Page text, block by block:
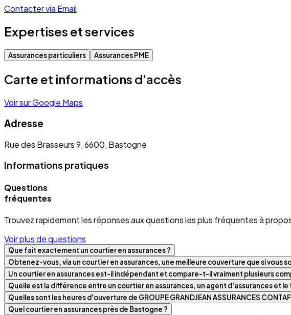
Contacter via Email
Expertises et services
Assurances particuliers Assurances PME
Carte et informations d'accès
Voir sur Google Maps
Adresse
Rue des Brasseurs 9, 6600, Bastogne
Informations pratiques
Questions
fréquentes
Trouvez rapidement les réponses aux questions les plus fréquentes à
Voir plus de questions
Que fait exactement un courtier en assurances ?
Obtenez-vous, via un courtier en assurances, une meilleure couverture que si vous
Un courtier en assurances est-il indépendant et compare-t-il vraiment plusieurs
Quelle est la différence entre un courtier en assurances, un agent d'assurances et
Quelles sont les heures d'ouverture de GROUPE GRANDJEAN ASSURANCES
Quel courtier en assurances près de Bastogne ?